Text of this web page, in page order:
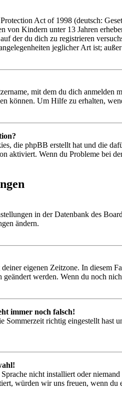
Act of 1998 (deutsch:
von Kindern unter 13 Jahren
der du dich zu registrieren
jeglicher Art ist;
mit dem du dich
können. Um Hilfe zu erhalten,
die phpBB erstellt hat und die
aktiviert. Wenn du Probleme bei
in der Datenbank des
ändern.
eigenen Zeitzone. In diesem
werden. Wenn du noch
immer noch falsch!
Sommerzeit richtig eingestellt
nicht installiert oder
würden wir uns freuen, wenn